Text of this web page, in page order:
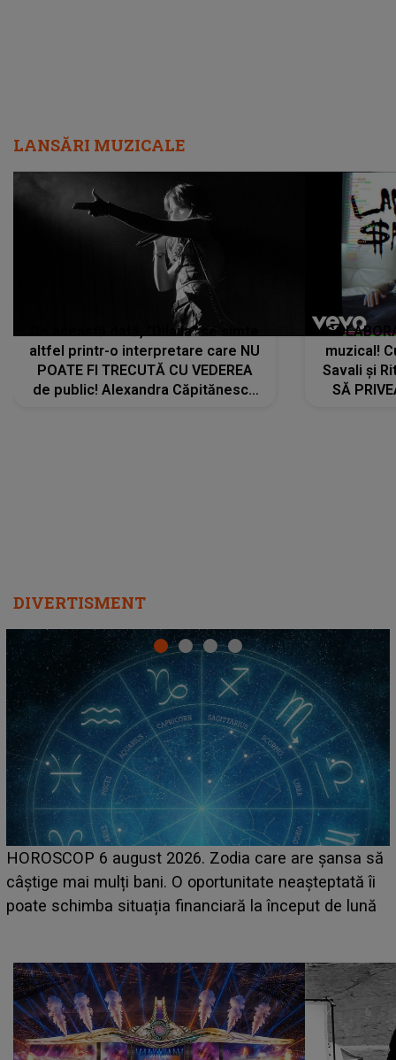
LANSĂRI MUZICALE
De această dată, "Dilaila" se simte
altfel printr-o interpretare care NU
POATE FI TRECUTĂ CU VEDEREA
de public! Alexandra Căpitănescu
muzical!
Savali și
SĂ
DIVERTISMENT
LINE-UP UNTOLD ONE, prima zi. Cine sunt artiștii
care deschid festivalul și de la ce ore au loc cele mai
așteptate concerte pe scena principală?